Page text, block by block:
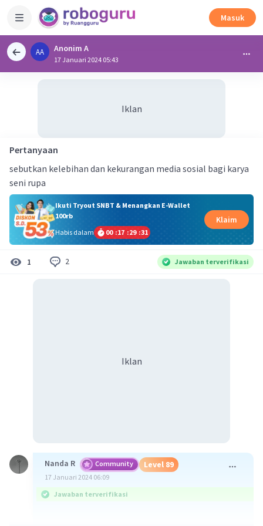
Masuk
AA Anonim A
17 Januari 2024 05:43
Iklan
Pertanyaan
sebutkan kelebihan dan kekurangan media sosial bagi karya
seni rupa
Ikuti Tryout SNBT & Menangkan E-Wallet
100rb
Habis dalam
00 :17 :29 :30
Klaim
1 2 Jawaban terverifikasi
Iklan
Nanda R Community Level 89
17 Januari 2024 06:09
Jawaban terverifikasi